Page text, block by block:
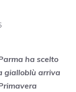
ha scelto
gialloblù arriva